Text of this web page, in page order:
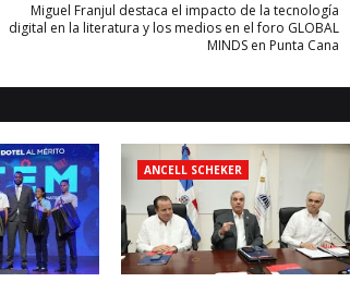
Miguel Franjul destaca el impacto de la tecnología
digital en la literatura y los medios en el foro GLOBAL
MINDS en Punta Cana
ANCELL SCHEKER